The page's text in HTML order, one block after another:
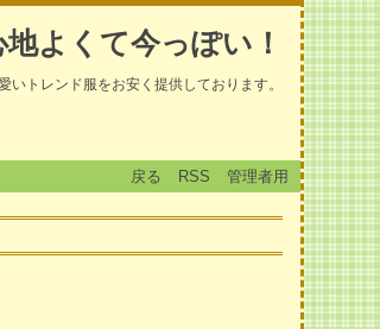
よくて今っぽい！
いトレンド服をお安く提供しております。
戻る RSS 管理者用